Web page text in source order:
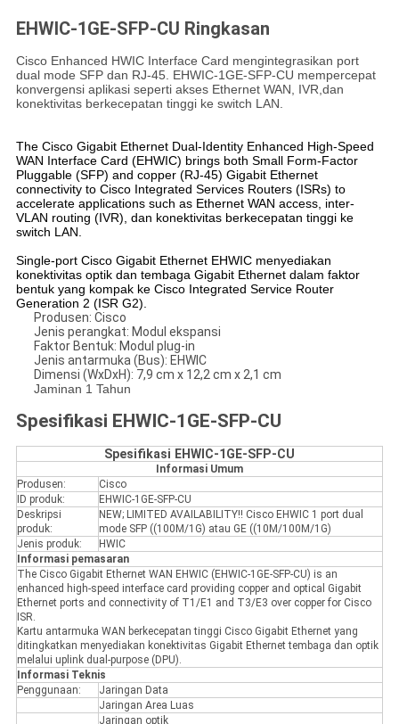
EHWIC-1GE-SFP-CU Ringkasan
Cisco Enhanced HWIC Interface Card mengintegrasikan port
dual mode SFP dan RJ-45. EHWIC-1GE-SFP-CU mempercepat
konvergensi aplikasi seperti akses Ethernet WAN, IVR,dan
konektivitas berkecepatan tinggi ke switch LAN.
The Cisco Gigabit Ethernet Dual-Identity Enhanced High-Speed
WAN Interface Card (EHWIC) brings both Small Form-Factor
Pluggable (SFP) and copper (RJ-45) Gigabit Ethernet
connectivity to Cisco Integrated Services Routers (ISRs) to
accelerate applications such as Ethernet WAN access, inter-
VLAN routing (IVR), dan konektivitas berkecepatan tinggi ke
switch LAN.
Single-port Cisco Gigabit Ethernet EHWIC menyediakan
konektivitas optik dan tembaga Gigabit Ethernet dalam faktor
bentuk yang kompak ke Cisco Integrated Service Router
Generation 2 (ISR G2).
Produsen: Cisco
Jenis perangkat: Modul ekspansi
Faktor Bentuk: Modul plug-in
Jenis antarmuka (Bus): EHWIC
Dimensi (WxDxH): 7,9 cm x 12,2 cm x 2,1 cm
Jaminan 1 Tahun
Spesifikasi EHWIC-1GE-SFP-CU
Spesifikasi EHWIC-1GE-SFP-CU
Informasi Umum
Produsen:
Cisco
ID produk:
EHWIC-1GE-SFP-CU
Deskripsi
produk:
NEW; LIMITED AVAILABILITY!! Cisco EHWIC 1 port dual
mode SFP ((100M/1G) atau GE ((10M/100M/1G)
Jenis produk:
HWIC
Informasi pemasaran
The Cisco Gigabit Ethernet WAN EHWIC (EHWIC-1GE-SFP-CU) is an
enhanced high-speed interface card providing copper and optical Gigabit
Ethernet ports and connectivity of T1/E1 and T3/E3 over copper for Cisco
ISR.
Kartu antarmuka WAN berkecepatan tinggi Cisco Gigabit Ethernet yang
ditingkatkan menyediakan konektivitas Gigabit Ethernet tembaga dan optik
melalui uplink dual-purpose (DPU).
Informasi Teknis
Penggunaan:
Jaringan Data
Jaringan Area Luas
Jaringan optik